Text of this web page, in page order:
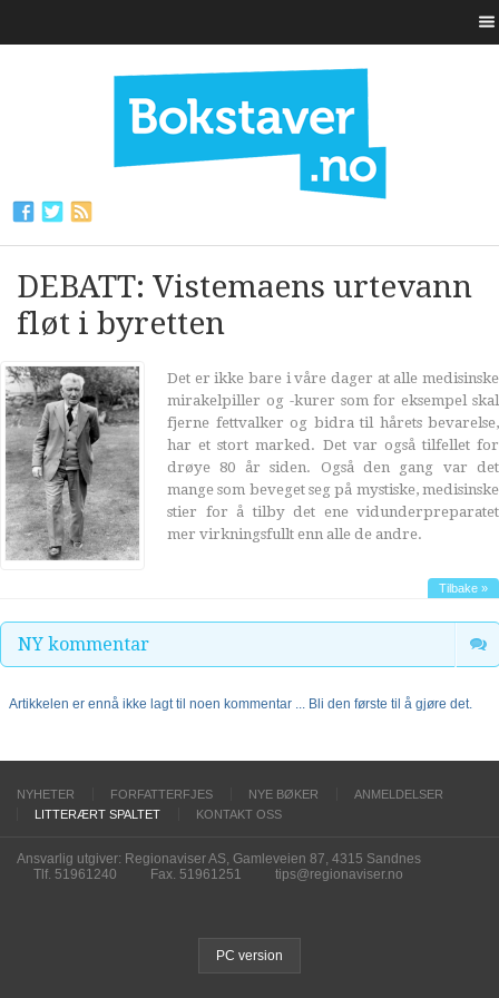
DEBATT: Vistemaens urtevann
fløt i byretten
Det er ikke bare i våre dager at alle medisinske
mirakelpiller og -kurer som for eksempel skal
fjerne fettvalker og bidra til hårets bevarelse,
har et stort marked. Det var også tilfellet for
drøye 80 år siden. Også den gang var det
mange som beveget seg på mystiske, medisinske
stier for å tilby det ene vidunderpreparatet
mer virkningsfullt enn alle de andre.
Tilbake »
NY kommentar
Artikkelen er ennå ikke lagt til noen kommentar ... Bli den første til å gjøre det.
NYHETER FORFATTERFJES NYE BØKER
ANMELDELSER
LITTERÆRT SPALTET
KONTAKT OSS
Ansvarlig utgiver: Regionaviser AS, Gamleveien 87, 4315 Sandnes
Tlf. 51961240
Fax. 51961251 tips@regionaviser.no
PC version